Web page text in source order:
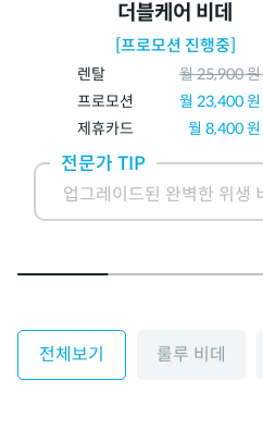
더블케어 비데
[프로모션 진행중]
렌탈 월25,900원
프로모션
월23,400
제휴카드
월8,400
전문가 TIP
업그레이드된 완벽한 위생
전체보기 룰루 비데